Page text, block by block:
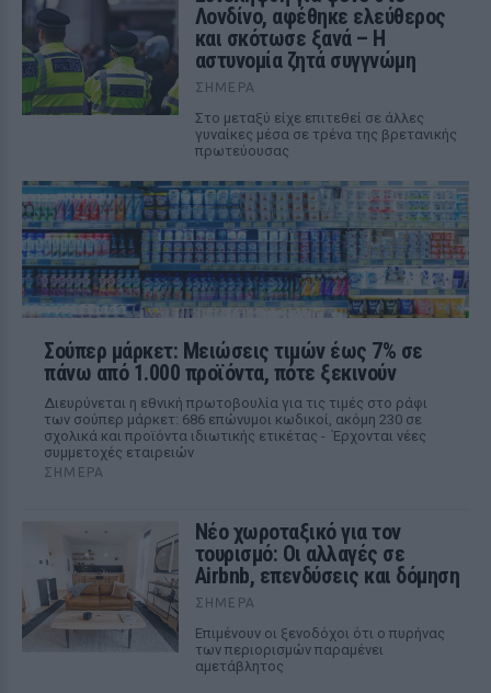
Λονδίνο, αφέθηκε ελεύθερος
και σκότωσε ξανά – Η
αστυνομία ζητά συγγνώμη
ΣΉΜΕΡΑ
Στο μεταξύ είχε επιτεθεί σε άλλες
γυναίκες μέσα σε τρένα της βρετανικής
πρωτεύουσας
Σούπερ μάρκετ: Μειώσεις τιμών έως 7% σε
πάνω από 1.000 προϊόντα, πότε ξεκινούν
Διευρύνεται η εθνική πρωτοβουλία για τις τιμές στο ράφι
των σούπερ μάρκετ: 686 επώνυμοι κωδικοί, ακόμη 230 σε
σχολικά και προϊόντα ιδιωτικής ετικέτας - Έρχονται νέες
συμμετοχές εταιρειών
ΣΉΜΕΡΑ
Νέο χωροταξικό για τον
τουρισμό: Οι αλλαγές σε
Airbnb, επενδύσεις και δόμηση
ΣΉΜΕΡΑ
Επιμένουν οι ξενοδόχοι ότι ο πυρήνας
των περιορισμών παραμένει
αμετάβλητος